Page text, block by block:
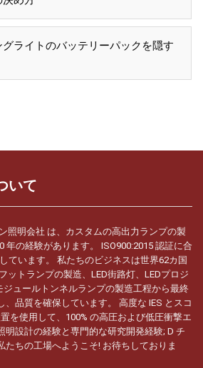
ライトのバッテリーパックを隠す
いて
照明会社 は、カスタムの高出力ランプの製
年の経験があります。 ISO900:2015 認証に合
ています。 私たちのビジネスは世界62カ国
ットランプの製造、LED街路灯、LEDプロジ
ジュールトンネルランプの製造工程から最終
、品質を確保しています。 高度な IES とスコ
を使用して、100% の高圧および低圧衝撃エ
明設計の経験と専門的な研究開発経験; D チ
たちの工場へようこそ! お待ちしておりま